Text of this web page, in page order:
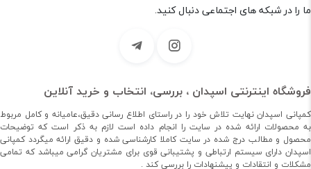
ما را در شبکه های اجتماعی دنبال کنید.
فروشگاه اینترنتی اسپدان ، بررسی، انتخاب و خرید آنلاین
کمپانی اسپدان نهایت تلاش خود را در راستای اطلاع رسانی دقیق،عامیانه و کامل مربوط
به محصولات ارائه شده در سایت را انجام داده است لازم به ذکر است که توضیحات
محصول و مطالب درج شده در سایت کاملا کارشناسی شده و دقیق ارائه میگردد کمپانی
اسپدان دارای سیستم ارتباطی و پشتیبانی قوی برای مشتریان گرامی میباشد که تمامی
مشکلات و انتقادات و پیشنهادات را بررسی کند .